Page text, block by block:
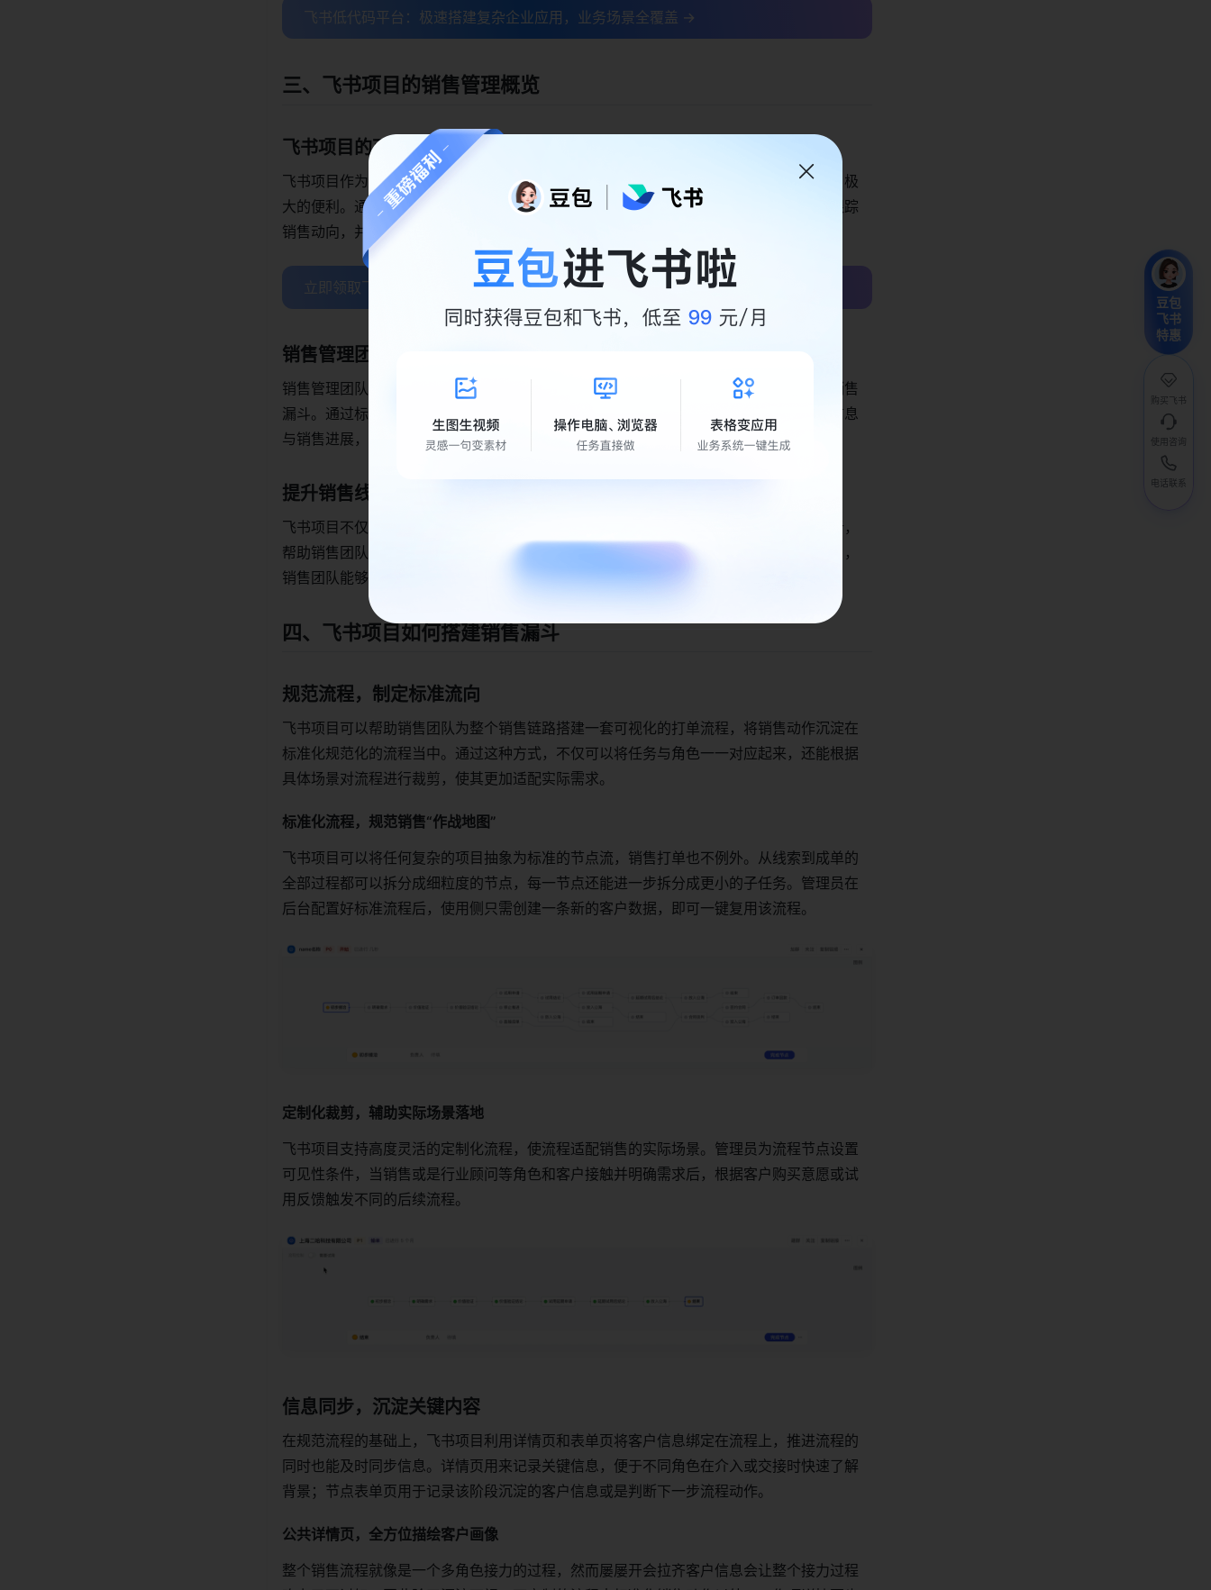
飞书低代码平台：极速搭建复杂企业应用，业务场景全覆盖 →
三、飞书项目的销售管理概览
飞书项目的可视化流程和度量能力
飞书项目作为一个强大的项目管理工具，其可视化流程和度量能力为销售管理团队提供了极
大的便利。通过飞书项目，销售管理团队可以清晰地看到销售漏斗的每一个阶段，实时跟踪
销售动向，并通过数据分析提升销售效率。
立即领取飞书项目换新计划限时权益：穿透流程，清晰管理 →
销售管理团队如何使用飞书项目
销售管理团队可以利用飞书项目的可视化流程和度量能力，搭建出符合自身业务需求的销售
漏斗。通过标准化的流程和定制化的裁剪，销售团队能够在每个销售阶段准确记录客户信息
与销售进展，确保团队成员能够无缝对接，提高整体协作效率。
提升销售线索转化率的关键
飞书项目不仅帮助销售团队规范销售流程，还通过详细的客户信息记录和实时的数据分析，
帮助销售团队精准把握销售机会，及时调整策略，提升销售线索的转化率。通过飞书项目，
销售团队能够更高效地管理销售漏斗，实现赢单漏单的有效控制。
四、飞书项目如何搭建销售漏斗
规范流程，制定标准流向
飞书项目可以帮助销售团队为整个销售链路搭建一套可视化的打单流程，将销售动作沉淀在
标准化规范化的流程当中。通过这种方式，不仅可以将任务与角色一一对应起来，还能根据
具体场景对流程进行裁剪，使其更加适配实际需求。
标准化流程，规范销售“作战地图”
飞书项目可以将任何复杂的项目抽象为标准的节点流，销售打单也不例外。从线索到成单的
全部过程都可以拆分成细粒度的节点，每一节点还能进一步拆分成更小的子任务。管理员在
后台配置好标准流程后，使用侧只需创建一条新的客户数据，即可一键复用该流程。
定制化裁剪，辅助实际场景落地
飞书项目支持高度灵活的定制化流程，使流程适配销售的实际场景。管理员为流程节点设置
可见性条件，当销售或是行业顾问等角色和客户接触并明确需求后，根据客户购买意愿或试
用反馈触发不同的后续流程。
信息同步，沉淀关键内容
在规范流程的基础上，飞书项目利用详情页和表单页将客户信息绑定在流程上，推进流程的
同时也能及时同步信息。详情页用来记录关键信息，便于不同角色在介入或交接时快速了解
背景；节点表单页用于记录该阶段沉淀的客户信息或是判断下一步流程动作。
公共详情页，全方位描绘客户画像
整个销售流程就像是一个多角色接力的过程，然而屡屡开会拉齐客户信息会让整个接力过程
豆包
飞书
特惠
购买飞书
使用咨询
电话联系